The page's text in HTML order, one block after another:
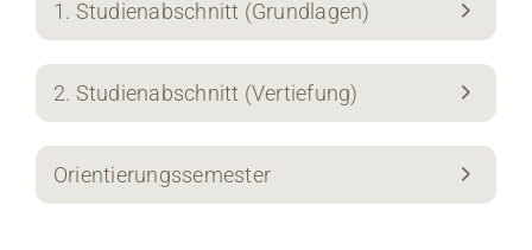
1. Studienabschnitt (Grundlagen)
2. Studienabschnitt (Vertiefung)
Orientierungssemester